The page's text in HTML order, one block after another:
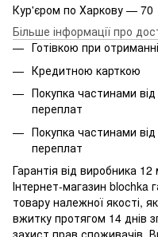
Кур'єром по Харкову — 70
Більше інформації про
Готівкою при отриманні
Кредитною карткою
Покупка частинами
переплат
Покупка частинами
переплат
Гарантія від виробника 12
Інтернет-магазин blochka
товару належної якості,
вжитку протягом 14 днів
захист прав споживачів.